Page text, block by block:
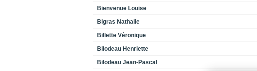
Bienvenue Louise
Bigras Nathalie
Billette Véronique
Bilodeau Henriette
Bilodeau Jean-Pascal